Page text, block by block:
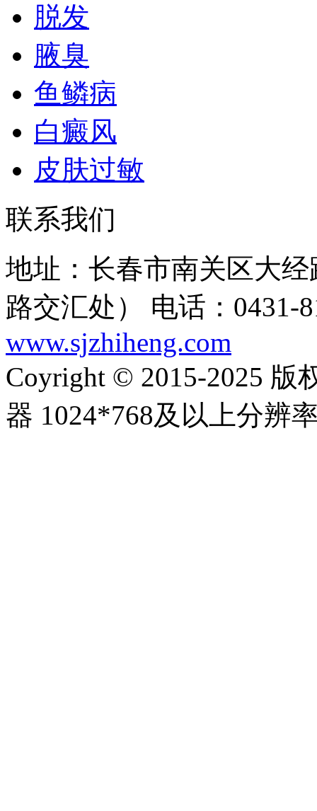
脱发
腋臭
鱼鳞病
白癜风
皮肤过敏
联系我们
地址：长春市南关区大
路交汇处）
电话：0431-
www.sjzhiheng.com
Coyright © 2015-2025 版
器 1024*768及以上分辨